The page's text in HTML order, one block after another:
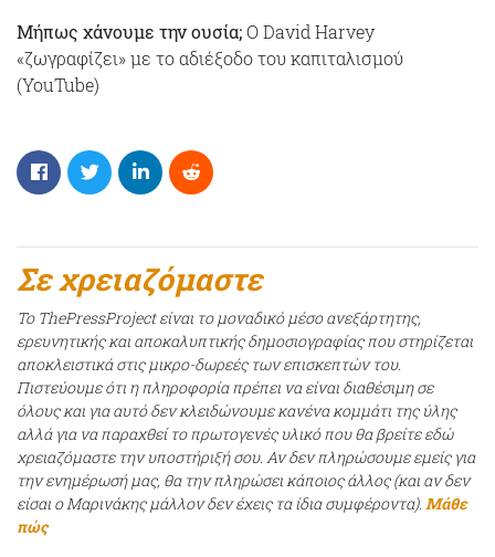
Μήπως χάνουμε την ουσία;Ο David Harvey
«ζωγραφίζει» με το αδιέξοδο του καπιταλισμού
(YouTube)
Σε χρειαζόμαστε
Το ThePressProject είναι το μοναδικό μέσο ανεξάρτητης,
ερευνητικής και αποκαλυπτικής δημοσιογραφίας που στηρίζεται
αποκλειστικά στις μικρο-δωρεές των επισκεπτών του.
Πιστεύουμε ότι η πληροφορία πρέπει να είναι διαθέσιμη σε
όλους και για αυτό δεν κλειδώνουμε κανένα κομμάτι της ύλης
αλλά για να παραχθεί το πρωτογενές υλικό που θα βρείτε εδώ
χρειαζόμαστε την υποστήριξή σου. Αν δεν πληρώσουμε εμείς για
την ενημέρωσή μας, θα την πληρώσει κάποιος άλλος (και αν δεν
είσαι ο Μαρινάκης μάλλον δεν έχεις τα ίδια συμφέροντα). Μάθε
πώς